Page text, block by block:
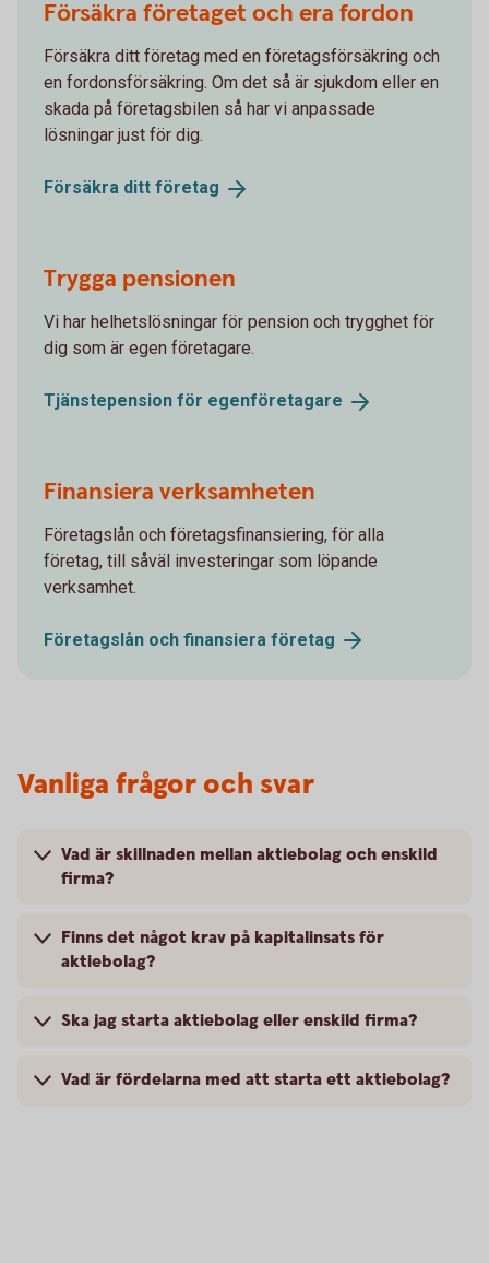
Försäkra företaget och era fordon
Försäkra ditt företag med en företagsförsäkring och
en fordonsförsäkring. Om det så är sjukdom eller en
skada på företagsbilen så har vi anpassade
lösningar just för dig.
Försäkra ditt företag
Trygga pensionen
Vi har helhetslösningar för pension och trygghet för
dig som är egen företagare.
Tjänstepension för egenföretagare
Finansiera verksamheten
Företagslån och företagsfinansiering, för alla
företag, till såväl investeringar som löpande
verksamhet.
Företagslån och finansiera företag
Vanliga frågor och svar
Vad är skillnaden mellan aktiebolag och enskild
firma?
Finns det något krav på kapitalinsats för
aktiebolag?
Ska jag starta aktiebolag eller enskild firma?
Vad är fördelarna med att starta ett aktiebolag?